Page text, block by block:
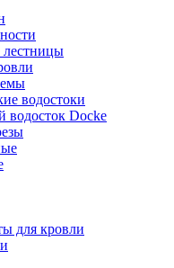
водостоки
водосток Docke
для кровли